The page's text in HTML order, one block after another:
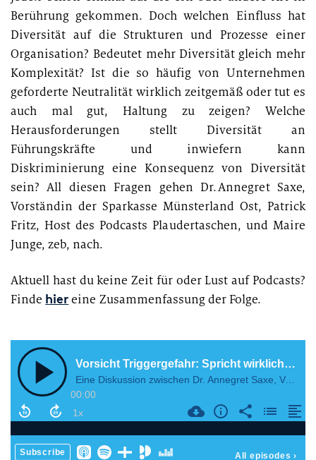
Berührung gekommen. Doch welchen Einfluss hat
Diversität auf die Strukturen und Prozesse einer
Organisation? Bedeutet mehr Diversität gleich mehr
Komplexität? Ist die so häufig von Unternehmen
geforderte Neutralität wirklich zeitgemäß oder tut es
auch mal gut, Haltung zu zeigen? Welche
Herausforderungen stellt Diversität an
Führungskräfte und inwiefern kann
Diskriminierung eine Konsequenz von Diversität
sein? All diesen Fragen gehen Dr. Annegret Saxe,
Vorständin der Sparkasse Münsterland Ost, Patrick
Fritz, Host des Podcasts Plaudertaschen, und Maire
Junge, zeb, nach.
Aktuell hast du keine Zeit für oder Lust auf Podcasts?
Finde hiereine Zusammenfassung der Folge.